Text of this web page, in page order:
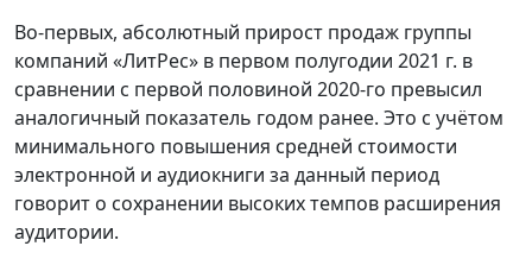
Во-первых, абсолютный прирост продаж группы
компаний «ЛитРес» в первом полугодии 2021 г. в
сравнении с первой половиной 2020-го превысил
аналогичный показатель годом ранее. Это с учётом
минимального повышения средней стоимости
электронной и аудиокниги за данный период
говорит о сохранении высоких темпов расширения
аудитории.